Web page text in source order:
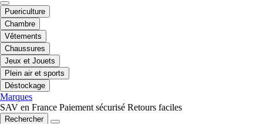
Puericulture
Chambre
Vêtements
Chaussures
Jeux et Jouets
Plein air et sports
Déstockage
Marques
SAV en France Paiement sécurisé Retours faciles
Rechercher